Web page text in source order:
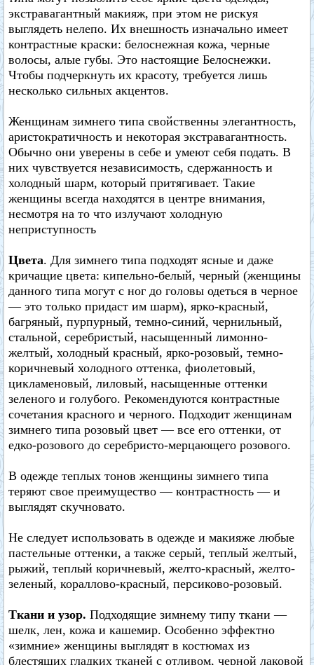
экстравагантный макияж, при этом не рискуя
выглядеть нелепо. Их внешность изначально имеет
контрастные краски: белоснежная кожа, черные
волосы, алые губы. Это настоящие Белоснежки.
Чтобы подчеркнуть их красоту, требуется лишь
несколько сильных акцентов.
Женщинам зимнего типа свойственны элегантность,
аристократичность и некоторая экстравагантность.
Обычно они уверены в себе и умеют себя подать. В
них чувствуется независимость, сдержанность и
холодный шарм, который притягивает. Такие
женщины всегда находятся в центре внимания,
несмотря на то что излучают холодную
неприступность
Цвета. Для зимнего типа подходят ясные и даже
кричащие цвета: кипельно-белый, черный (женщины
данного типа могут с ног до головы одеться в черное
— это только придаст им шарм), ярко-красный,
багряный, пурпурный, темно-синий, чернильный,
стальной, серебристый, насыщенный лимонно-
желтый, холодный красный, ярко-розовый, темно-
коричневый холодного оттенка, фиолетовый,
цикламеновый, лиловый, насыщенные оттенки
зеленого и голубого. Рекомендуются контрастные
сочетания красного и черного. Подходит женщинам
зимнего типа розовый цвет — все его оттенки, от
едко-розового до серебристо-мерцающего розового.
В одежде теплых тонов женщины зимнего типа
теряют свое преимущество — контрастность — и
выглядят скучновато.
Не следует использовать в одежде и макияже любые
пастельные оттенки, а также серый, теплый желтый,
рыжий, теплый коричневый, желто-красный, желто-
зеленый, кораллово-красный, персиково-розовый.
Ткани и узор. Подходящие зимнему типу ткани —
шелк, лен, кожа и кашемир. Особенно эффектно
«зимние» женщины выглядят в костюмах из
блестящих гладких тканей с отливом, черной лаковой